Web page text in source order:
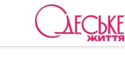
Перейти к содержанию